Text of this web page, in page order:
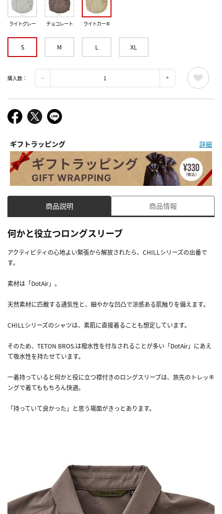
ライトグレー チョコレート ライトカーキ
S M L XL
購入数：
ギフトラッピング 詳細
商品説明 商品情報
何かと役立つロングスリーブ
アクティビティの心地よい緊張から解放されたら、CHILLシリーズの出番で
す。
素材は「DotAir」。
天然素材に匹敵する通気性と、細やかな凹凸で涼感ある肌触りを備えます。
CHILLシリーズのシャツは、素肌に直接着ることも想定しています。
そのため、TETON BROS.は撥水性を付与されることが多い「DotAir」にあえ
て吸水性を持たせています。
一着持っていると何かと役に立つ襟付きのロングスリーブは、旅先のトレッキ
ングで着てももちろん快適。
「持っていて良かった」と思う場面がきっとあります。